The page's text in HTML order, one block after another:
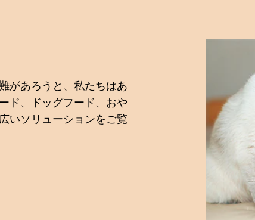
があろうと、私たちはあ
ド、ドッグフード、おや
いソリューションをご覧